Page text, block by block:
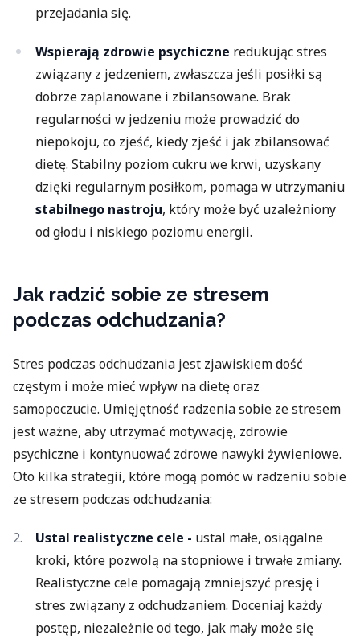
przejadania się.
Wspierają zdrowie psychiczne redukując stres
związany z jedzeniem, zwłaszcza jeśli posiłki są
dobrze zaplanowane i zbilansowane. Brak
regularności w jedzeniu może prowadzić do
niepokoju, co zjeść, kiedy zjeść i jak zbilansować
dietę. Stabilny poziom cukru we krwi, uzyskany
dzięki regularnym posiłkom, pomaga w utrzymaniu
stabilnego nastroju, który może być uzależniony
od głodu i niskiego poziomu energii.
Jak radzić sobie ze stresem
podczas odchudzania?
Stres podczas odchudzania jest zjawiskiem dość
częstym i może mieć wpływ na dietę oraz
samopoczucie. Umięjętność radzenia sobie ze stresem
jest ważne, aby utrzymać motywację, zdrowie
psychiczne i kontynuować zdrowe nawyki żywieniowe.
Oto kilka strategii, które mogą pomóc w radzeniu sobie
ze stresem podczas odchudzania:
Ustal realistyczne cele - ustal małe, osiągalne
kroki, które pozwolą na stopniowe i trwałe zmiany.
Realistyczne cele pomagają zmniejszyć presję i
stres związany z odchudzaniem. Doceniaj każdy
postęp, niezależnie od tego, jak mały może się